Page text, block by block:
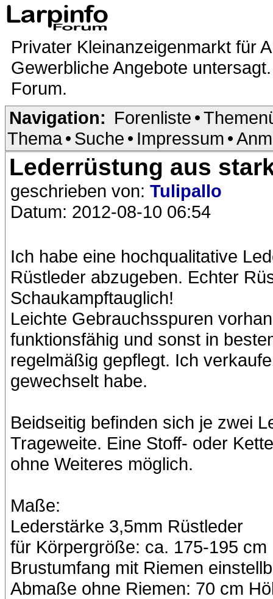
Privater Kleinanzeigenmarkt für
Gewerbliche Angebote
Forum.
Navigation: Forenliste •
Thema• Suche • Impressum •
Lederrüstung aus
geschrieben von: Tulipallo
Datum: 2012-08-10 06:54
Ich habe eine hochqualitative
Rüstleder abzugeben. Echter
Schaukampftauglich!
Leichte Gebrauchsspuren
funktionsfähig und sonst in
regelmäßig gepflegt. Ich
gewechselt habe.
Beidseitig befinden sich je zwei
Trageweite. Eine Stoff- oder
ohne Weiteres möglich.
Maße:
Lederstärke 3,5mm Rüstleder
für Körpergröße: ca. 175-195 cm
Brustumfang mit Riemen
Abmaße ohne Riemen: 70 cm